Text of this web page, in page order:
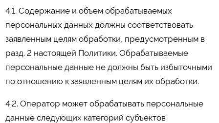
4.1. Содержание и объем обрабатываемых
персональных данных должны соответствовать
заявленным целям обработки, предусмотренным в
разд. 2 настоящей Политики. Обрабатываемые
персональные данные не должны быть избыточными
по отношению к заявленным целям их обработки.
4.2. Оператор может обрабатывать персональные
данные следующих категорий субъектов